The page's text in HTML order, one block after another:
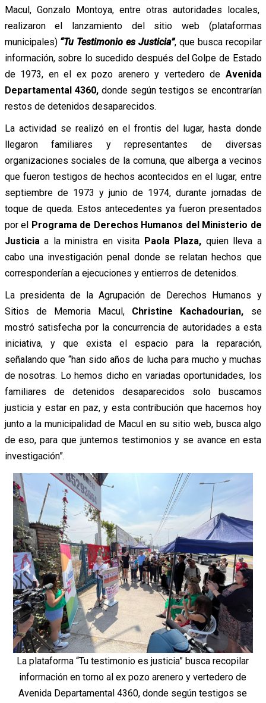
Macul, Gonzalo Montoya, entre otras autoridades locales,
realizaron el lanzamiento del sitio web (plataformas
municipales) “Tu Testimonio es Justicia”, que busca recopilar
información, sobre lo sucedido después del Golpe de Estado
de 1973, en el ex pozo arenero y vertedero de Avenida
Departamental 4360,donde según testigos se encontrarían
restos de detenidos desaparecidos.
La actividad se realizó en el frontis del lugar, hasta donde
llegaron familiares y representantes de diversas
organizaciones sociales de la comuna, que alberga a vecinos
que fueron testigos de hechos acontecidos en el lugar, entre
septiembre de 1973 y junio de 1974, durante jornadas de
toque de queda. Estos antecedentes ya fueron presentados
por el Programa de Derechos Humanos del Ministerio de
Justicia a la ministra en visita Paola Plaza, quien lleva a
cabo una investigación penal donde se relatan hechos que
corresponderían a ejecuciones y entierros de detenidos.
La presidenta de la Agrupación de Derechos Humanos y
Sitios de Memoria Macul, Christine Kachadourian, se
mostró satisfecha por la concurrencia de autoridades a esta
iniciativa, y que exista el espacio para la reparación,
señalando que “han sido años de lucha para mucho y muchas
de nosotras. Lo hemos dicho en variadas oportunidades, los
familiares de detenidos desaparecidos solo buscamos
justicia y estar en paz, y esta contribución que hacemos hoy
junto a la municipalidad de Macul en su sitio web, busca algo
de eso, para que juntemos testimonios y se avance en esta
investigación”.
La plataforma “Tu testimonio es justicia” busca recopilar
información en torno al ex pozo arenero y vertedero de
Avenida Departamental 4360, donde según testigos se